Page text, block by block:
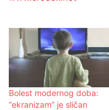
Bolest modernog doba:
“ekranizam” je sličan